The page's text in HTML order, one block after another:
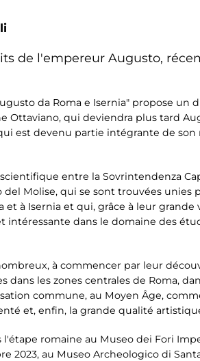
de l'empereur Augusto,
da Roma e Isernia" propose un
Ottaviano, qui deviendra plus tard
est devenu partie intégrante de
entre la Sovrintendenza
Molise, qui se sont trouvées
à Isernia et qui, grâce à leur
dans le domaine des
à commencer par leur
les zones centrales de Roma,
commune, au Moyen Âge,
et, enfin, la grande qualité
romaine au Museo dei Fori
2023, au Museo Archeologico di